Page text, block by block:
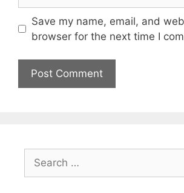
Save my name, email, and
browser for the next time I